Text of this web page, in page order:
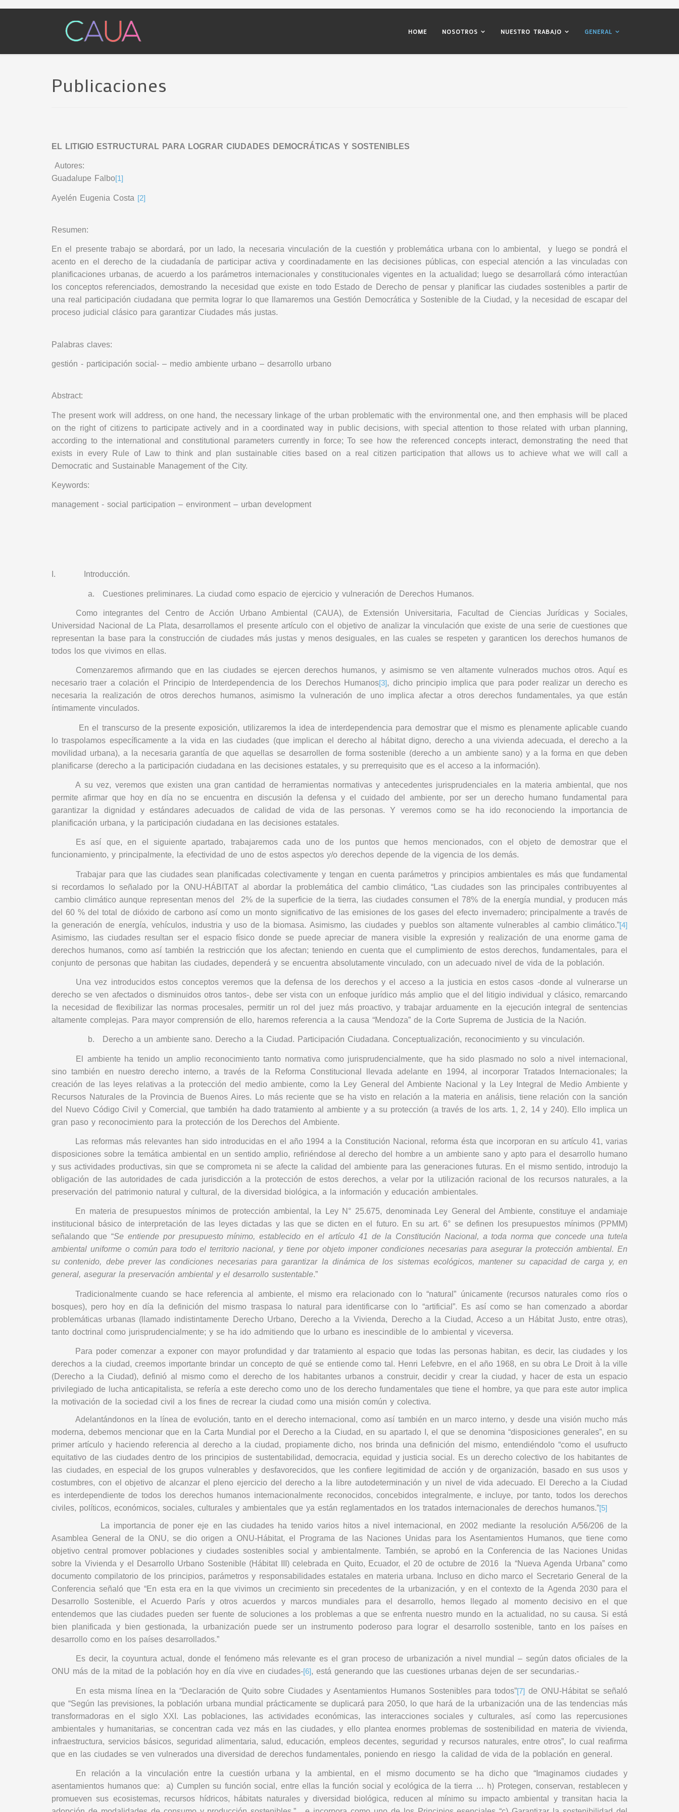
HOME NOSOTROS NUESTRO TRABAJO GENERAL
Publicaciones
EL LITIGIO ESTRUCTURAL PARA LOGRAR CIUDADES DEMOCRÁTICAS Y SOSTENIBLES
Autores:
Guadalupe Falbo[1]
Ayelén Eugenia Costa [2]
Resumen:
En el presente trabajo se abordará, por un lado, la necesaria vinculación de la cuestión y problemática urbana con lo ambiental, y luego se pondrá el
acento en el derecho de la ciudadanía de participar activa y coordinadamente en las decisiones públicas, con especial atención a las vinculadas con
planificaciones urbanas, de acuerdo a los parámetros internacionales y constitucionales vigentes en la actualidad; luego se desarrollará cómo interactúan
los conceptos referenciados, demostrando la necesidad que existe en todo Estado de Derecho de pensar y planificar las ciudades sostenibles a partir de
una real participación ciudadana que permita lograr lo que llamaremos una Gestión Democrática y Sostenible de la Ciudad, y la necesidad de escapar del
proceso judicial clásico para garantizar Ciudades más justas.
Palabras claves:
gestión - participación social- – medio ambiente urbano – desarrollo urbano
Abstract:
The present work will address, on one hand, the necessary linkage of the urban problematic with the environmental one, and then emphasis will be placed
on the right of citizens to participate actively and in a coordinated way in public decisions, with special attention to those related with urban planning,
according to the international and constitutional parameters currently in force; To see how the referenced concepts interact, demonstrating the need that
exists in every Rule of Law to think and plan sustainable cities based on a real citizen participation that allows us to achieve what we will call a
Democratic and Sustainable Management of the City.
Keywords:
management - social participation – environment – urban development
I. Introducción.
a. Cuestiones preliminares. La ciudad como espacio de ejercicio y vulneración de Derechos Humanos.
Como integrantes del Centro de Acción Urbano Ambiental (CAUA), de Extensión Universitaria, Facultad de Ciencias Jurídicas y Sociales,
Universidad Nacional de La Plata, desarrollamos el presente artículo con el objetivo de analizar la vinculación que existe de una serie de cuestiones que
representan la base para la construcción de ciudades más justas y menos desiguales, en las cuales se respeten y garanticen los derechos humanos de
todos los que vivimos en ellas.
Comenzaremos afirmando que en las ciudades se ejercen derechos humanos, y asimismo se ven altamente vulnerados muchos otros. Aquí es
necesario traer a colación el Principio de Interdependencia de los Derechos Humanos[3], dicho principio implica que para poder realizar un derecho es
necesaria la realización de otros derechos humanos, asimismo la vulneración de uno implica afectar a otros derechos fundamentales, ya que están
íntimamente vinculados.
En el transcurso de la presente exposición, utilizaremos la idea de interdependencia para demostrar que el mismo es plenamente aplicable cuando
lo traspolamos específicamente a la vida en las ciudades (que implican el derecho al hábitat digno, derecho a una vivienda adecuada, el derecho a la
movilidad urbana), a la necesaria garantía de que aquellas se desarrollen de forma sostenible (derecho a un ambiente sano) y a la forma en que deben
planificarse (derecho a la participación ciudadana en las decisiones estatales, y su prerrequisito que es el acceso a la información).
A su vez, veremos que existen una gran cantidad de herramientas normativas y antecedentes jurisprudenciales en la materia ambiental, que nos
permite afirmar que hoy en día no se encuentra en discusión la defensa y el cuidado del ambiente, por ser un derecho humano fundamental para
garantizar la dignidad y estándares adecuados de calidad de vida de las personas. Y veremos como se ha ido reconociendo la importancia de
planificación urbana, y la participación ciudadana en las decisiones estatales.
Es así que, en el siguiente apartado, trabajaremos cada uno de los puntos que hemos mencionados, con el objeto de demostrar que el
funcionamiento, y principalmente, la efectividad de uno de estos aspectos y/o derechos depende de la vigencia de los demás.
Trabajar para que las ciudades sean planificadas colectivamente y tengan en cuenta parámetros y principios ambientales es más que fundamental
si recordamos lo señalado por la ONU-HÁBITAT al abordar la problemática del cambio climático, “Las ciudades son las principales contribuyentes al
cambio climático aunque representan menos del 2% de la superficie de la tierra, las ciudades consumen el 78% de la energía mundial, y producen más
del 60 % del total de dióxido de carbono así como un monto significativo de las emisiones de los gases del efecto invernadero; principalmente a través de
la generación de energía, vehículos, industria y uso de la biomasa. Asimismo, las ciudades y pueblos son altamente vulnerables al cambio climático.”[4]
Asimismo,
las ciudades resultan ser el espacio físico donde se puede apreciar de manera visible la expresión y realización de una enorme gama de
derechos humanos, como así también la restricción que los afectan; teniendo en cuenta que el cumplimiento de estos derechos, fundamentales, para el
conjunto de personas que habitan las ciudades, dependerá y se encuentra absolutamente vinculado, con un adecuado nivel de vida de la población.
Una vez introducidos estos conceptos veremos que la defensa de los derechos y el acceso a la justicia en estos casos -donde al vulnerarse un
derecho se ven afectados o disminuidos otros tantos-, debe ser vista con un enfoque jurídico más amplio que el del litigio individual y clásico, remarcando
la necesidad de flexibilizar las normas procesales, permitir un rol del juez más proactivo, y trabajar arduamente en la ejecución integral de sentencias
altamente complejas. Para mayor comprensión de ello, haremos referencia a la causa “Mendoza” de la Corte Suprema de Justicia de la Nación.
b. Derecho a un ambiente sano. Derecho a la Ciudad. Participación Ciudadana. Conceptualización, reconocimiento y su vinculación.
El ambiente ha tenido un amplio reconocimiento tanto normativa como jurisprudencialmente, que ha sido plasmado no solo a nivel internacional,
sino también en nuestro derecho interno, a través de la Reforma Constitucional llevada adelante en 1994, al incorporar Tratados Internacionales; la
creación de las leyes relativas a la protección del medio ambiente, como la Ley General del Ambiente Nacional y la Ley Integral de Medio Ambiente y
Recursos Naturales de la Provincia de Buenos Aires. Lo más reciente que se ha visto en relación a la materia en análisis, tiene relación con la sanción
del Nuevo Código Civil y Comercial, que también ha dado tratamiento al ambiente y a su protección (a través de los arts. 1, 2, 14 y 240). Ello implica un
gran paso y reconocimiento para la protección de los Derechos del Ambiente.
Las reformas más relevantes han sido introducidas en el año 1994 a la Constitución Nacional, reforma ésta que incorporan en su artículo 41, varias
disposiciones sobre la temática ambiental en un sentido amplio, refiriéndose al derecho del hombre a un ambiente sano y apto para el desarrollo humano
y sus actividades productivas, sin que se comprometa ni se afecte la calidad del ambiente para las generaciones futuras. En el mismo sentido, introdujo la
obligación de las autoridades de cada jurisdicción a la protección de estos derechos, a velar por la utilización racional de los recursos naturales, a la
preservación del patrimonio natural y cultural, de la diversidad biológica, a la información y educación ambientales.
En materia de presupuestos mínimos de protección ambiental, la Ley N° 25.675, denominada Ley General del Ambiente, constituye el andamiaje
institucional básico de interpretación de las leyes dictadas y las que se dicten en el futuro. En su art. 6° se definen los presupuestos mínimos (PPMM)
señalando que “Se entiende por presupuesto mínimo, establecido en el artículo 41 de la Constitución Nacional, a toda norma que concede una tutela
ambiental uniforme o común para todo el territorio nacional, y tiene por objeto imponer condiciones necesarias para asegurar la protección ambiental. En
su contenido, debe prever las condiciones necesarias para garantizar la dinámica de los sistemas ecológicos, mantener su capacidad de carga y, en
general, asegurar la preservación ambiental y el desarrollo sustentable.”
Tradicionalmente cuando se hace referencia al ambiente, el mismo era relacionado con lo “natural” únicamente (recursos naturales como ríos o
bosques), pero hoy en día la definición del mismo traspasa lo natural para identificarse con lo “artificial”. Es así como se han comenzado a abordar
problemáticas urbanas (llamado indistintamente Derecho Urbano, Derecho a la Vivienda, Derecho a la Ciudad, Acceso a un Hábitat Justo, entre otras),
tanto doctrinal como jurisprudencialmente; y se ha ido admitiendo que lo urbano es inescindible de lo ambiental y viceversa.
Para poder comenzar a exponer con mayor profundidad y dar tratamiento al espacio que todas las personas habitan, es decir, las ciudades y los
derechos a la ciudad, creemos importante brindar un concepto de qué se entiende como tal. Henri Lefebvre, en el año 1968, en su obra Le Droit à la ville
(Derecho a la Ciudad), definió al mismo como el derecho de los habitantes urbanos a construir, decidir y crear la ciudad, y hacer de esta un espacio
privilegiado de lucha anticapitalista, se refería a este derecho como uno de los derecho fundamentales que tiene el hombre, ya que para este autor implica
la motivación de la sociedad civil a los fines de recrear la ciudad como una misión común y colectiva.
Adelantándonos en la línea de evolución, tanto en el derecho internacional, como así también en un marco interno, y desde una visión mucho más
moderna, debemos mencionar que en la Carta Mundial por el Derecho a la Ciudad, en su apartado I, el que se denomina “disposiciones generales”, en su
primer artículo y haciendo referencia al derecho a la ciudad, propiamente dicho, nos brinda una definición del mismo, entendiéndolo “como el usufructo
equitativo de las ciudades dentro de los principios de sustentabilidad, democracia, equidad y justicia social. Es un derecho colectivo de los habitantes de
las ciudades, en especial de los grupos vulnerables y desfavorecidos, que les confiere legitimidad de acción y de organización, basado en sus usos y
costumbres, con el objetivo de alcanzar el pleno ejercicio del derecho a la libre autodeterminación y un nivel de vida adecuado. El Derecho a la Ciudad
es interdependiente de todos los derechos humanos internacionalmente reconocidos, concebidos integralmente, e incluye, por tanto, todos los derechos
civiles, políticos, económicos, sociales, culturales y ambientales que ya están reglamentados en los tratados internacionales de derechos humanos.”[5]
La importancia de poner eje en las ciudades ha tenido varios hitos a nivel internacional, en 2002 mediante la resolución A/56/206 de la
Asamblea General de la ONU, se dio origen a ONU-Hábitat, el Programa de las Naciones Unidas para los Asentamientos Humanos, que tiene como
objetivo central promover poblaciones y ciudades sostenibles social y ambientalmente. También, se aprobó en la Conferencia de las Naciones Unidas
sobre la Vivienda y el Desarrollo Urbano Sostenible (Hábitat III) celebrada en Quito, Ecuador, el 20 de octubre de 2016 la “Nueva Agenda Urbana” como
documento compilatorio de los principios, parámetros y responsabilidades estatales en materia urbana. Incluso en dicho marco el Secretario General de la
Conferencia señaló que “En esta era en la que vivimos un crecimiento sin precedentes de la urbanización, y en el contexto de la Agenda 2030 para el
Desarrollo Sostenible, el Acuerdo París y otros acuerdos y marcos mundiales para el desarrollo, hemos llegado al momento decisivo en el que
entendemos que las ciudades pueden ser fuente de soluciones a los problemas a que se enfrenta nuestro mundo en la actualidad, no su causa. Si está
bien planificada y bien gestionada, la urbanización puede ser un instrumento poderoso para lograr el desarrollo sostenible, tanto en los países en
desarrollo como en los países desarrollados.”
Es decir, la coyuntura actual, donde el fenómeno más relevante es el gran proceso de urbanización a nivel mundial – según datos oficiales de la
ONU más de la mitad de la población hoy en día vive en ciudades-[6], está generando que las cuestiones urbanas dejen de ser secundarias.-
En esta misma línea en la “Declaración de Quito sobre Ciudades y Asentamientos Humanos Sostenibles para todos”[7] de ONU-Hábitat se señaló
que “Según las previsiones, la población urbana mundial prácticamente se duplicará para 2050, lo que hará de la urbanización una de las tendencias más
transformadoras en el siglo XXI. Las poblaciones, las actividades económicas, las interacciones sociales y culturales, así como las repercusiones
ambientales y humanitarias, se concentran cada vez más en las ciudades, y ello plantea enormes problemas de sostenibilidad en materia de vivienda,
infraestructura, servicios básicos, seguridad alimentaria, salud, educación, empleos decentes, seguridad y recursos naturales, entre otros”, lo cual reafirma
que en las ciudades se ven vulnerados una diversidad de derechos fundamentales, poniendo en riesgo la calidad de vida de la población en general.
En relación a la vinculación entre la cuestión urbana y la ambiental, en el mismo documento se ha dicho que “Imaginamos ciudades y
asentamientos humanos que: a) Cumplen su función social, entre ellas la función social y ecológica de la tierra … h) Protegen, conservan, restablecen y
promueven sus ecosistemas, recursos hídricos, hábitats naturales y diversidad biológica, reducen al mínimo su impacto ambiental y transitan hacia la